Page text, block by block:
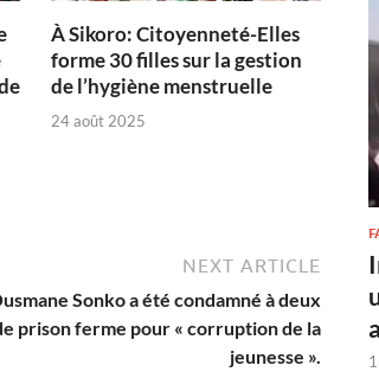
À Sikoro: Citoyenneté-Elles
forme 30 filles sur la gestion
de l’hygiène menstruelle
24 août 2025
NEXT ARTICLE
Sonko a été condamné à deux
prison ferme pour « corruption de la
jeunesse ».